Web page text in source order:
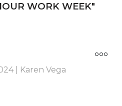
WORK WEEK"
| Karen Vega